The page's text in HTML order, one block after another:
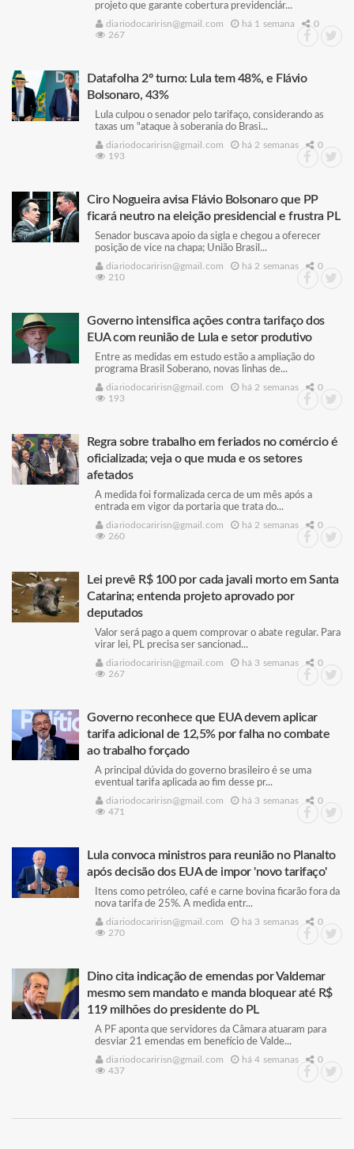
projeto que garante cobertura previdenciár...
diariodocaririsn@gmail.com há 1 semana
0
267
Datafolha 2º turno: Lula tem 48%, e Flávio
Bolsonaro, 43%
Lula culpou o senador pelo tarifaço, considerando as
taxas um "ataque à soberania do Brasi...
diariodocaririsn@gmail.com há 2 semanas
0
193
Ciro Nogueira avisa Flávio Bolsonaro que PP
ficará neutro na eleição presidencial e frustra PL
Senador buscava apoio da sigla e chegou a oferecer
posição de vice na chapa; União Brasil...
diariodocaririsn@gmail.com há 2 semanas
0
210
Governo intensifica ações contra tarifaço dos
EUA com reunião de Lula e setor produtivo
Entre as medidas em estudo estão a ampliação do
programa Brasil Soberano, novas linhas de...
diariodocaririsn@gmail.com há 2 semanas
0
193
Regra sobre trabalho em feriados no comércio é
oficializada; veja o que muda e os setores
afetados
A medida foi formalizada cerca de um mês após a
entrada em vigor da portaria que trata do...
diariodocaririsn@gmail.com há 2 semanas
0
260
Lei prevê R$ 100 por cada javali morto em Santa
Catarina; entenda projeto aprovado por
deputados
Valor será pago a quem comprovar o abate regular. Para
virar lei, PL precisa ser sancionad...
diariodocaririsn@gmail.com há 3 semanas
0
267
Governo reconhece que EUA devem aplicar
tarifa adicional de 12,5% por falha no combate
ao trabalho forçado
A principal dúvida do governo brasileiro é se uma
eventual tarifa aplicada ao fim desse pr...
diariodocaririsn@gmail.com há 3 semanas
0
471
Lula convoca ministros para reunião no Planalto
após decisão dos EUA de impor 'novo tarifaço'
Itens como petróleo, café e carne bovina ficarão fora da
nova tarifa de 25%. A medida entr...
diariodocaririsn@gmail.com há 3 semanas
0
270
Dino cita indicação de emendas por Valdemar
mesmo sem mandato e manda bloquear até R$
119 milhões do presidente do PL
A PF aponta que servidores da Câmara atuaram para
desviar 21 emendas em benefício de Valde...
diariodocaririsn@gmail.com há 4 semanas
0
437